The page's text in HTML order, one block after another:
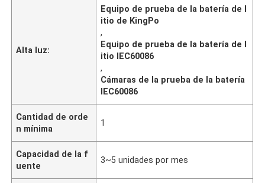
Alta luz:
Equipo de prueba de la batería de l
itio de KingPo
,
Equipo de prueba de la batería de l
itio IEC60086
,
Cámaras de la prueba de la batería
IEC60086
Cantidad de orde
n mínima
1
Capacidad de la f
uente
3~5 unidades por mes